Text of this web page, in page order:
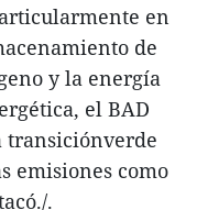
en
de
y la energía
el BAD
transiciónverde
emisiones como
.